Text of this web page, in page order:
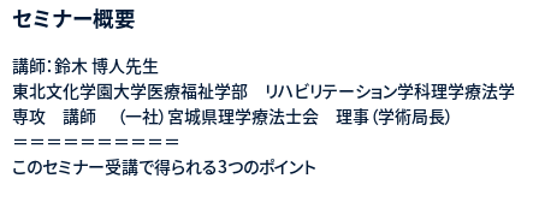
セミナー概要
講師：鈴木 博人先生
東北文化学園大学医療福祉学部 リハビリテーション学科理学療法学
専攻 講師 （一社）宮城県理学療法士会 理事（学術局長）
＝＝＝＝＝＝＝＝＝＝
このセミナー受講で得られる3つのポイント